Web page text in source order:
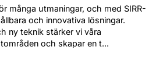
många utmaningar, och med SIRR-
och innovativa lösningar.
ny teknik stärker vi våra
och skapar en t...